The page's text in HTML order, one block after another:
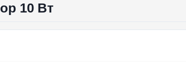
10 Вт